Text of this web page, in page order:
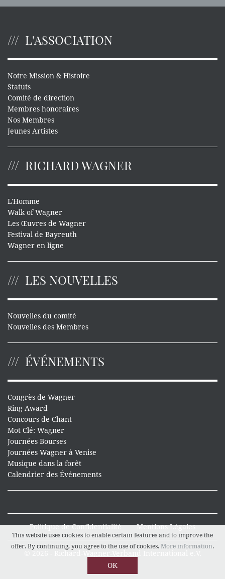
L'ASSOCIATION
Notre Mission & Histoire
Statuts
Comité de direction
Membres honoraires
Nos Membres
Jeunes Artistes
RICHARD WAGNER
L'Homme
Walk of Wagner
Les Œuvres de Wagner
Festival de Bayreuth
Wagner en ligne
LES NOUVELLES
Nouvelles du comité
Nouvelles des Membres
ÉVÉNEMENTS
Congrès de Wagner
Ring Award
Concours de Chant
Mot Clé: Wagner
Journées Bourses
Journées Wagner à Venise
Musique dans la forêt
Calendrier des Événements
Politique de Confidentialité Mentions Légales
This website uses cookies to enable certain features and to improve the
offer. By continuing, you agree to the use of cookies. More information.
OK